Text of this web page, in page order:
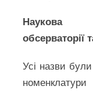
Наукова
обсерваторії
Усі назви